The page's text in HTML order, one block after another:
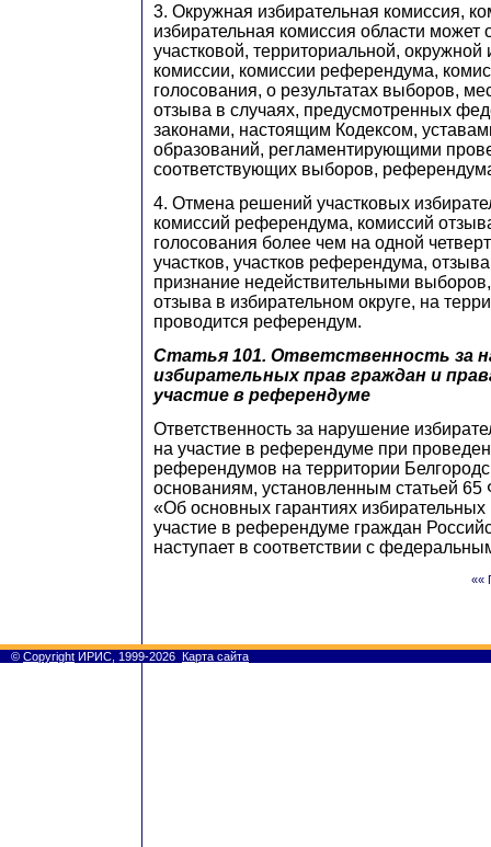
3. Окружная избирательная комиссия,
избирательная комиссия области
участковой, территориальной, окружной
комиссии, комиссии референдума,
голосования, о результатах выборов,
отзыва в случаях, предусмотренных
законами, настоящим Кодексом,
образований, регламентирующими
соответствующих выборов,
4. Отмена решений участковых
комиссий референдума, комиссий
голосования более чем на одной
участков, участков референдума,
признание недействительными
отзыва в избирательном округе, на
проводится референдум.
Статья 101. Ответственность за
избирательных прав граждан и
участие в референдуме
Ответственность за нарушение
на участие в референдуме при
референдумов на территории
основаниям, установленным статьей 65
«Об основных гарантиях
участие в референдуме граждан
наступает в соответствии с
««
© Copyright ИРИС, 1999-2026 Карта сайта